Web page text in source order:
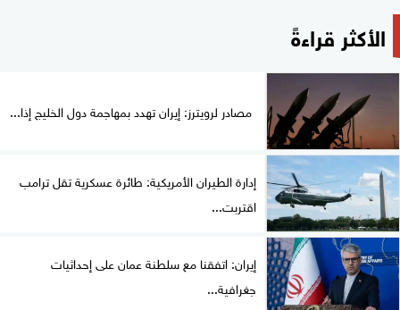
الأكثر قراءةً
مصادر لرويترز: إيران تهدد بمهاجمة دول الخليج إذا...
إدارة الطيران الأمريكية: طائرة عسكرية تقل ترامب
اقتربت...
إيران: اتفقنا مع سلطنة عمان على إحداثيات
جغرافية...